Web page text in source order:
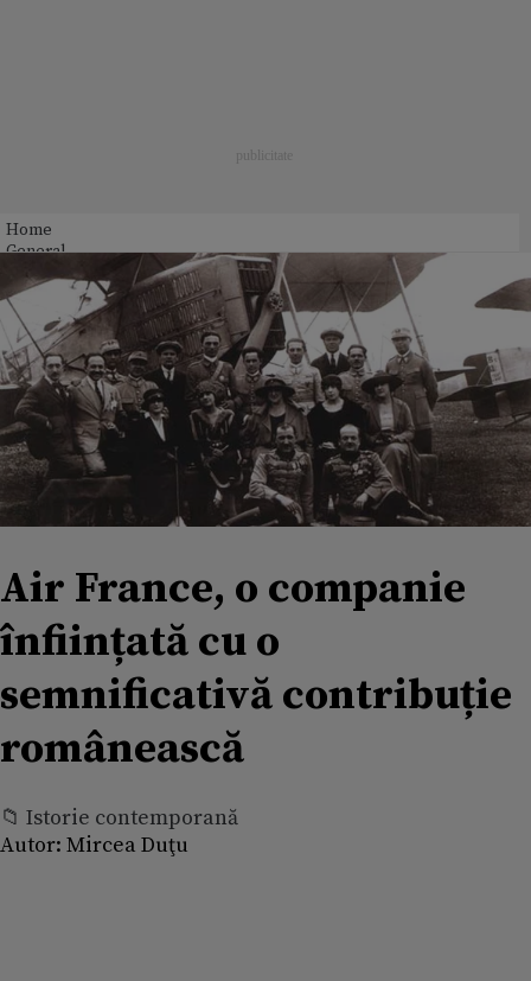
Home
General
Air France, o companie
înființată cu o
semnificativă contribuție
românească
📁 Istorie contemporană
Autor: Mircea Duţu